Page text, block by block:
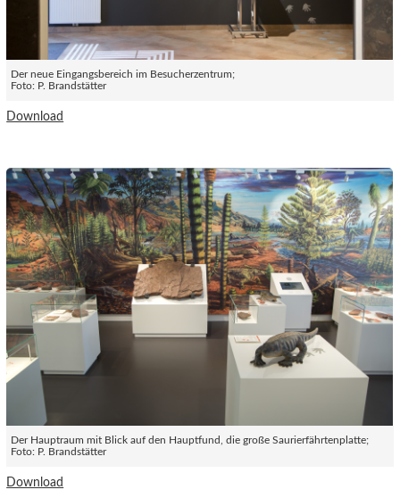
Der neue Eingangsbereich im Besucherzentrum;
Foto: P. Brandstätter
Download
Der Hauptraum mit Blick auf den Hauptfund, die große Saurierfährtenplatte;
Foto: P. Brandstätter
Download